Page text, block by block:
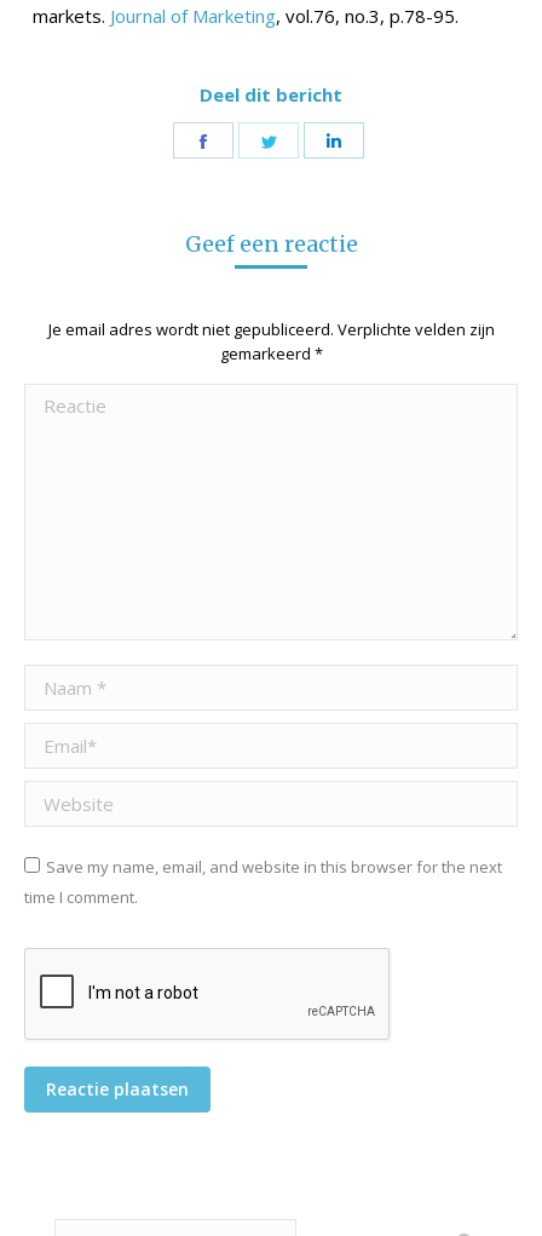
markets. Journal of Marketing, vol.76, no.3, p.78-95.
Deel dit bericht
Share
Share
Geef een reactie
Je email adres wordt niet gepubliceerd. Verplichte velden zijn
gemarkeerd *
Reactie
Naam *
Email *
Website
Save my name, email, and website in this browser for the next
time I comment.
Reactie plaatsen